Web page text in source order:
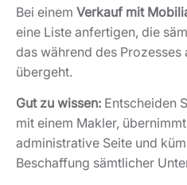
Bei einem Verkauf mit
eine Liste anfertigen, die
das während des Prozesses
übergeht.
Gut zu wissen: Entscheiden
mit einem Makler,
administrative Seite und
Beschaffung sämtlicher